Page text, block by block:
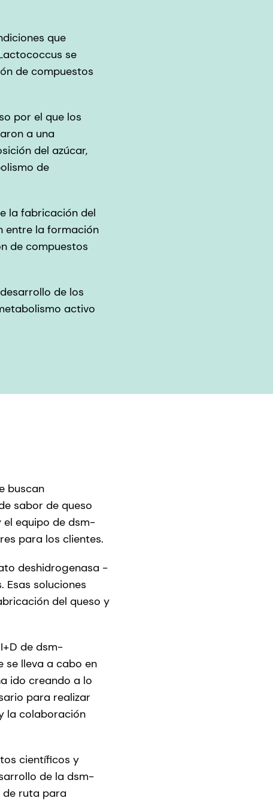
que
se
de compuestos
por el que los
a una
del azúcar,
de
la fabricación del
entre la formación
de compuestos
de los
activo
buscan
sabor de queso
el equipo de dsm-
para los clientes.
deshidrogenasa -
soluciones
del queso y
de dsm-
se lleva a cabo en
ido creando a lo
para realizar
la colaboración
científicos y
de la dsm-
de ruta para